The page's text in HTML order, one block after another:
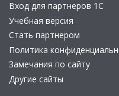
Вход для партнеров 1С
Учебная версия
Стать партнером
Политика
Замечания по сайту
Другие сайты